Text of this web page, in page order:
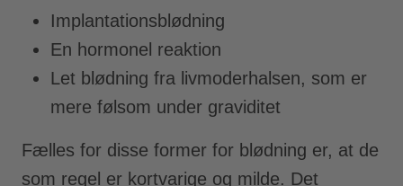
Implantationsblødning
En hormonel reaktion
Let blødning fra livmoderhalsen, som er
mere følsom under graviditet
Fælles for disse former for blødning er, at de
som regel er kortvarige og milde. Det